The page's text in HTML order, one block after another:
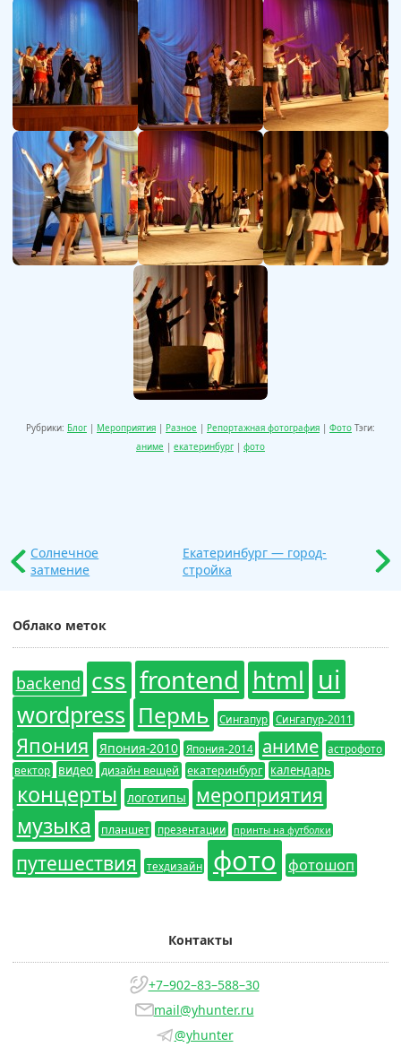
Рубрики: Блог | Мероприятия | Разное | Репортажная фотография | Фото Тэги:
аниме | екатеринбург | фото
Солнечное
затмение
Екатеринбург — город-
стройка
Облако меток
backend css frontend html ui
wordpress Пермь Сингапур Сингапур-2011
Япония Япония-2010 Япония-2014 аниме
астрофото
вектор
видео дизайн вещей екатеринбург календарь
концерты логотипы мероприятия
музыка планшет презентации принты на футболки
путешествия техдизайн фото фотошоп
Контакты
+7–902–83–588–30
mail@yhunter.ru
@yhunter